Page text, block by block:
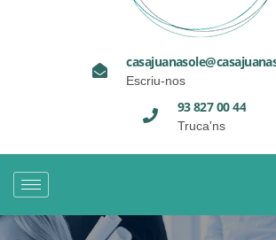
Escriu-nos
93 827 00 44
Truca'ns